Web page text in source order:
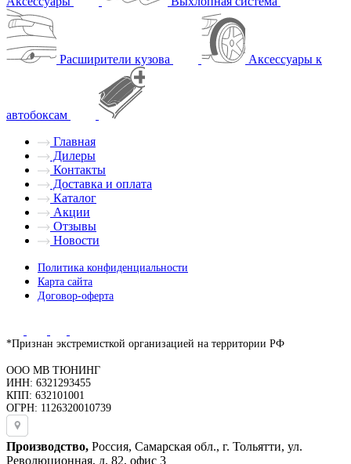
Расширители кузова Аксессуары к
автобоксам
Главная
Дилеры
Контакты
Доставка и оплата
Каталог
Акции
Отзывы
Новости
Политика конфиденциальности
Карта сайта
Договор-оферта
*Признан экстремисткой организацией на территории РФ
ООО МВ ТЮНИНГ
ИНН: 6321293455
КПП: 632101001
ОГРН: 1126320010739
Производство, Россия, Самарская обл., г. Тольятти, ул.
Революционная, д. 82, офис 3